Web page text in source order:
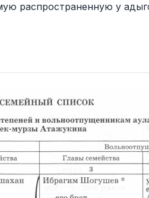
распространенную у